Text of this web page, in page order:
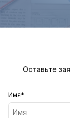
Оставьте
Имя*